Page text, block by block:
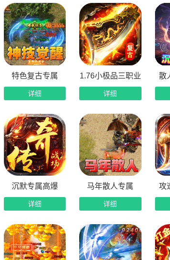
决：经典公会攻沙、紫禁之巅争霸，千人同屏
特色复古专属
详细
1.76小极品三职业
详细
散
沉默专属高爆
详细
马年散人专属
详细
攻